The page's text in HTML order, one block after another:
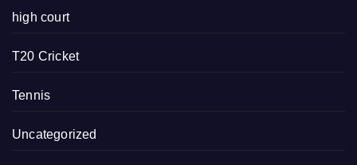
high court
T20 Cricket
Tennis
Uncategorized